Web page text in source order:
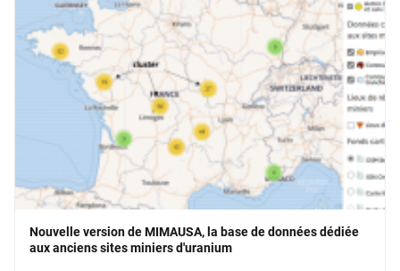
Nouvelle version de MIMAUSA, la base de données dédiée
aux anciens sites miniers d'uranium